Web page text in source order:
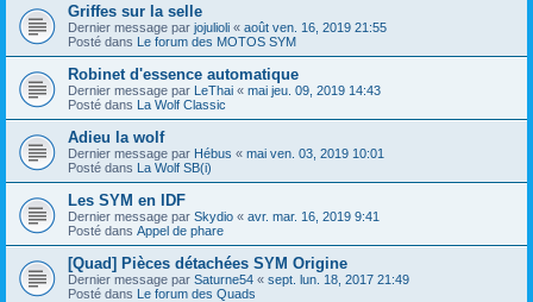
Griffes sur la selle
Dernier message par jojulioli « août ven. 16, 2019 21:55
Posté dans Le forum des MOTOS SYM
Robinet d'essence automatique
Dernier message par LeThai « mai jeu. 09, 2019 14:43
Posté dans La Wolf Classic
Adieu la wolf
Dernier message par Hébus « mai ven. 03, 2019 10:01
Posté dans La Wolf SB(i)
Les SYM en IDF
Dernier message par Skydio « avr. mar. 16, 2019 9:41
Posté dans Appel de phare
[Quad] Pièces détachées SYM Origine
Dernier message par Saturne54 « sept. lun. 18, 2017 21:49
Posté dans Le forum des Quads